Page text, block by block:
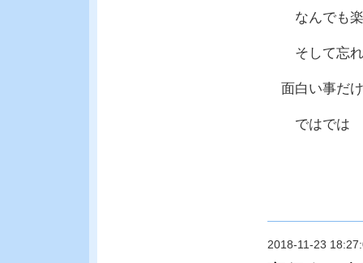
なんでも楽
そして忘れ
面白い事だ
ではでは
2018-11-23